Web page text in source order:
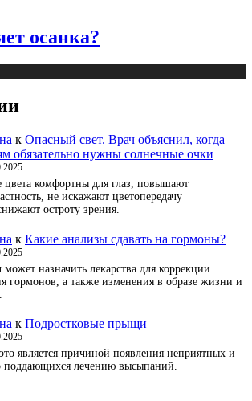
осанка?
к Опасный свет. Врач объяснил, когда
обязательно нужны солнечные очки
цвета комфортны для глаз, повышают
не искажают цветопередачу
остроту зрения.
к Какие анализы сдавать на гормоны?
может назначить лекарства для коррекции
гормонов, а также изменения в образе жизни и
к Подростковые прыщи
является причиной появления неприятных и
поддающихся лечению высыпаний.